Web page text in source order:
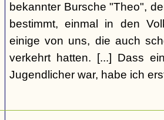
bekannter Bursche "Theo",
bestimmt, einmal in den
einige von uns, die auch
verkehrt hatten. [...] Dass
Jugendlicher war, habe ich